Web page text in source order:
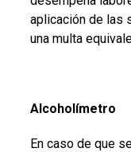
aplicación de las
una multa
Alcoholímetro
En caso de que